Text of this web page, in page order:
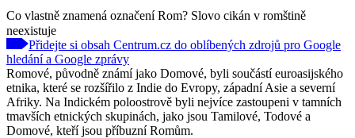
Co vlastně znamená označení Rom? Slovo cikán v romštině
neexistuje
Přidejte si obsah Centrum.cz do oblíbených zdrojů pro Google
hledání a Google zprávy
Romové, původně známí jako Domové, byli součástí euroasijského
etnika, které se rozšířilo z Indie do Evropy, západní Asie a severní
Afriky. Na Indickém poloostrově byli nejvíce zastoupeni v tamních
tmavších etnických skupinách, jako jsou Tamilové, Todové a
Domové, kteří jsou příbuzní Romům.